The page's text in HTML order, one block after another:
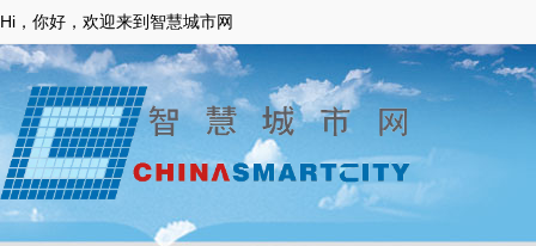
Hi，你好，欢迎来到智慧城市网